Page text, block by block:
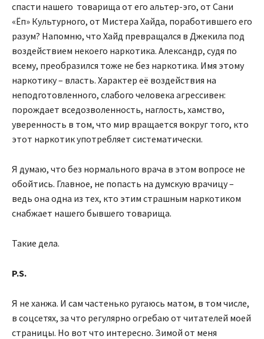
спасти нашего товарища от его альтер-эго, от Сани
«Ёп» Культурного, от Мистера Хайда, поработившего его
разум? Напомню, что Хайд превращался в Джекила под
воздействием некоего наркотика. Александр, судя по
всему, преобразился тоже не без наркотика. Имя этому
наркотику – власть. Характер её воздействия на
неподготовленного, слабого человека агрессивен:
порождает вседозволенность, наглость, хамство,
уверенность в том, что мир вращается вокруг того, кто
этот наркотик употребляет систематически.
Я думаю, что без нормального врача в этом вопросе не
обойтись. Главное, не попасть на думскую врачицу –
ведь она одна из тех, кто этим страшным наркотиком
снабжает нашего бывшего товарища.
Такие дела.
P.S.
Я не ханжа. И сам частенько ругаюсь матом, в том числе,
в соцсетях, за что регулярно огребаю от читателей моей
страницы. Но вот что интересно. Зимой от меня